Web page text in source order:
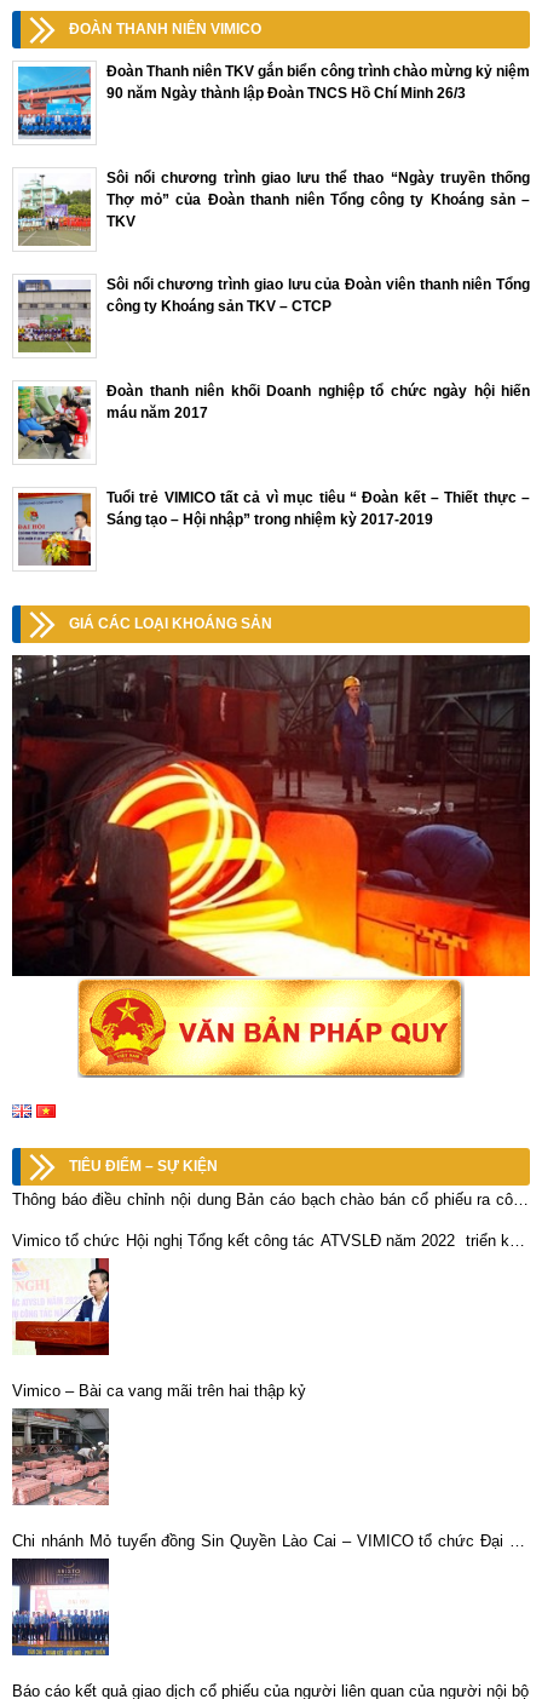
ĐOÀN THANH NIÊN VIMICO
Đoàn Thanh niên TKV gắn biển công trình chào mừng kỷ niệm
90 năm Ngày thành lập Đoàn TNCS Hồ Chí Minh 26/3
Sôi nổi chương trình giao lưu thể thao “Ngày truyền thống
Thợ mỏ” của Đoàn thanh niên Tổng công ty Khoáng sản –
TKV
Sôi nổi chương trình giao lưu của Đoàn viên thanh niên Tổng
công ty Khoáng sản TKV – CTCP
Đoàn thanh niên khối Doanh nghiệp tổ chức ngày hội hiến
máu năm 2017
Tuổi trẻ VIMICO tất cả vì mục tiêu “ Đoàn kết – Thiết thực –
Sáng tạo – Hội nhập” trong nhiệm kỳ 2017-2019
GIÁ CÁC LOẠI KHOÁNG SẢN
TIÊU ĐIỂM – SỰ KIỆN
Thông báo điều chỉnh nội dung Bản cáo bạch chào bán cổ phiếu ra công
loại màu Nghệ Tĩnh
Vimico tổ chức Hội nghị Tổng kết công tác ATVSLĐ năm 2022 triển khai
nhiệm vụ công tác năm 2023
Vimico – Bài ca vang mãi trên hai thập kỷ
Chi nhánh Mỏ tuyển đồng Sin Quyền Lào Cai – VIMICO tổ chức Đại hội
Công đoàn lần thứ VI, nhiệm kỳ 2023-2028.
Báo cáo kết quả giao dịch cổ phiếu của người liên quan của người nội bộ